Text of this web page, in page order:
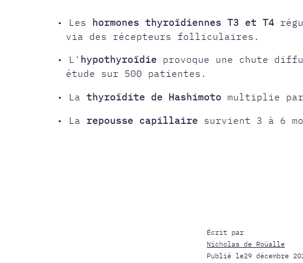
• Les hormones thyroïdiennes T3 et T4
via des récepteurs folliculaires.
• L' hypothyroïdie provoque une chute
étude sur 500 patientes.
• Lathyroïdite de Hashimoto multiplie
• La repousse capillaire survient 3 à 6
Écrit par
Nicholas de Roüalle
Publié le29 décembre